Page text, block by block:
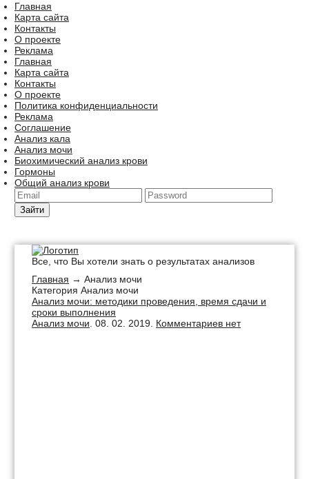
Главная
Карта сайта
Контакты
О проекте
Реклама
Главная
Карта сайта
Контакты
О проекте
Политика конфиденциальности
Реклама
Соглашение
Анализ кала
Анализ мочи
Биохимический анализ крови
Гормоны
Общий анализ крови
Зайти
Все, что Вы хотели знать о результатах анализов
Главная → Анализ мочи
Категория Анализ мочи
Анализ мочи: методики проведения, время сдачи и
сроки выполнения
Анализ мочи . 08. 02. 2019. Комментариев нет